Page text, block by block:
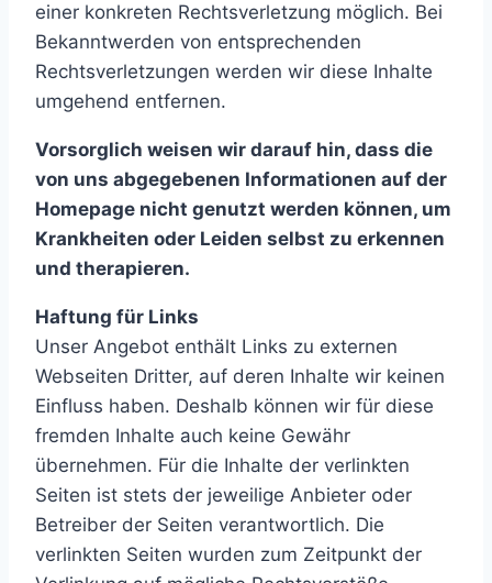
einer konkreten Rechtsverletzung möglich. Bei
Bekanntwerden von entsprechenden
Rechtsverletzungen werden wir diese Inhalte
umgehend entfernen.
Vorsorglich weisen wir darauf hin, dass die
von uns abgegebenen Informationen auf der
Homepage nicht genutzt werden können, um
Krankheiten oder Leiden selbst zu erkennen
und therapieren.
Haftung für Links
Unser Angebot enthält Links zu externen
Webseiten Dritter, auf deren Inhalte wir keinen
Einfluss haben. Deshalb können wir für diese
fremden Inhalte auch keine Gewähr
übernehmen. Für die Inhalte der verlinkten
Seiten ist stets der jeweilige Anbieter oder
Betreiber der Seiten verantwortlich. Die
verlinkten Seiten wurden zum Zeitpunkt der